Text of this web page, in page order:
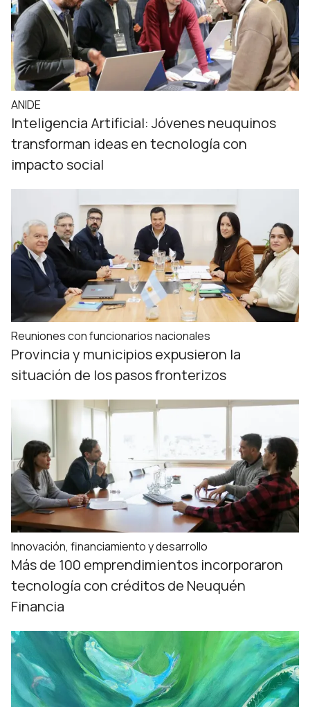
ANIDE
Inteligencia Artificial: Jóvenes neuquinos
transforman ideas en tecnología con
impacto social
Reuniones con funcionarios nacionales
Provincia y municipios expusieron la
situación de los pasos fronterizos
Innovación, financiamiento y desarrollo
Más de 100 emprendimientos incorporaron
tecnología con créditos de Neuquén
Financia